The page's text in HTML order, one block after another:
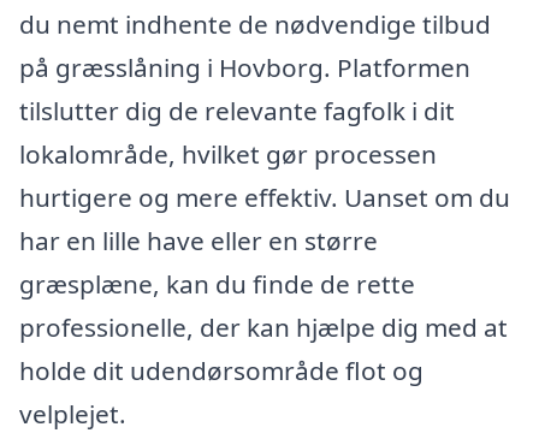
du nemt indhente de nødvendige tilbud
på græsslåning i Hovborg. Platformen
tilslutter dig de relevante fagfolk i dit
lokalområde, hvilket gør processen
hurtigere og mere effektiv. Uanset om du
har en lille have eller en større
græsplæne, kan du finde de rette
professionelle, der kan hjælpe dig med at
holde dit udendørsområde flot og
velplejet.